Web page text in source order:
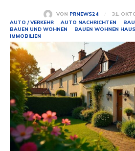
VON PRNEWS24
31.
AUTO / VERKEHR
AUTO NACHRICHTEN
BAUEN UND WOHNEN
BAUEN WOHNEN
IMMOBILIEN